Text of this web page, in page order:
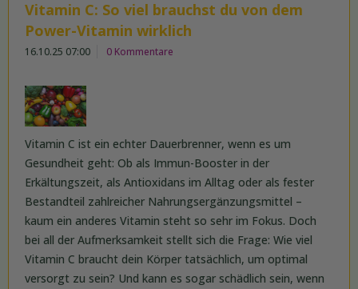
Vitamin C: So viel brauchst du von dem
Power-Vitamin wirklich
16.10.25 07:00 0 Kommentare
Vitamin C ist ein echter Dauerbrenner, wenn es um
Gesundheit geht: Ob als Immun-Booster in der
Erkältungszeit, als Antioxidans im Alltag oder als fester
Bestandteil zahlreicher Nahrungsergänzungsmittel –
kaum ein anderes Vitamin steht so sehr im Fokus. Doch
bei all der Aufmerksamkeit stellt sich die Frage: Wie viel
Vitamin C braucht dein Körper tatsächlich, um optimal
versorgt zu sein? Und kann es sogar schädlich sein, wenn